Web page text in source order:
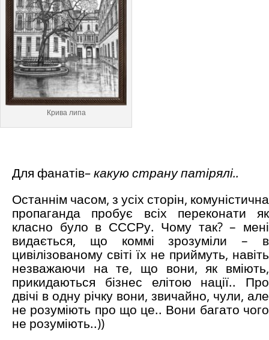
Крива липа
Для фанатів– какую страну патірялі..
Останнім часом, з усіх сторін, комуністична
пропаганда пробує всіх переконати як
класно було в СССРу. Чому так? – мені
видається, що коммі зрозуміли – в
цивілізованому світі їх не приймуть, навіть
незважаючи на те, що вони, як вміють,
прикидаються бізнес елітою нації.. Про
двічі в одну річку вони, звичайно, чули, але
не розуміють про що це.. Вони багато чого
не розуміють..))